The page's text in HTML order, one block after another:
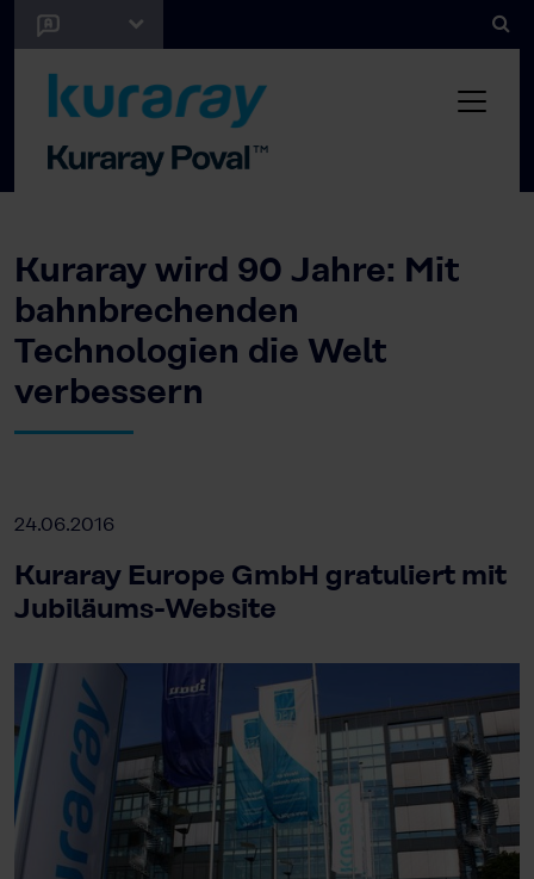
Kuraray wird 90 Jahre: Mit
bahnbrechenden
Technologien die Welt
verbessern
24.06.2016
Kuraray Europe GmbH gratuliert mit
Jubiläums-Website